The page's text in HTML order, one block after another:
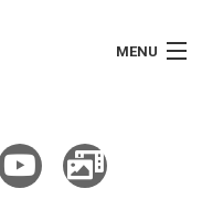
MENU